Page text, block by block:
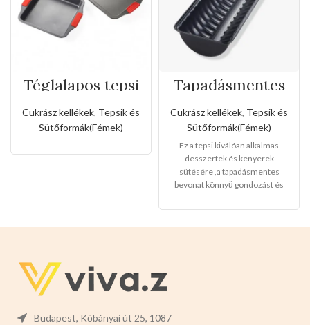
Téglalapos tepsi
szilikon fogóval
Cukrász kellékek, Tepsik és
Sütőformák(Fémek)
Tapadásmentes
őzgerinc
forma(Közepes
méret)
Cukrász kellékek, Tepsik és
Sütőformák(Fémek)
Ez a tepsi kiválóan alkalmas
desszertek és kenyerek
sütésére ,a tapadásmentes
bevonat könnyű gondozást és
könnyen levehet,ez megkönnyíti
Budapest, Kőbányai út 25, 1087